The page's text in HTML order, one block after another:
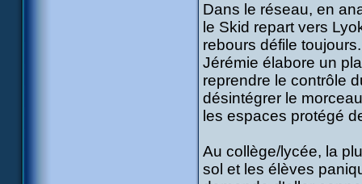
Dans le réseau, en
le Skid repart vers
rebours défile
Jérémie élabore un
reprendre le contrôle
désintégrer le
les espaces protégé
Au collège/lycée, la
sol et les élèves